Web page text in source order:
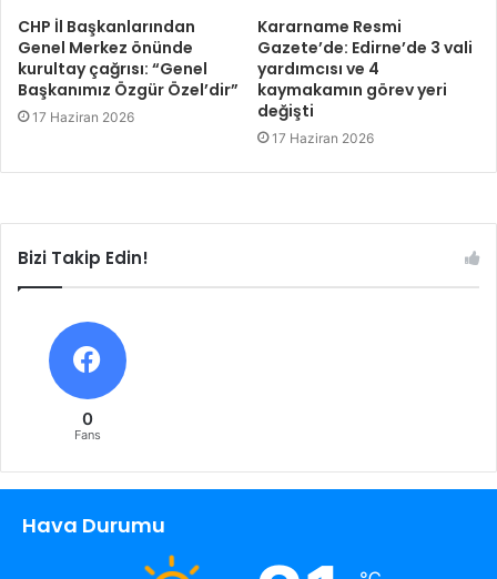
CHP İl Başkanlarından
Genel Merkez önünde
kurultay çağrısı: “Genel
Başkanımız Özgür Özel’dir”
17 Haziran 2026
Kararname Resmi
Gazete’de: Edirne’de 3 vali
yardımcısı ve 4
kaymakamın görev yeri
değişti
17 Haziran 2026
Bizi Takip Edin!
0
Fans
Hava Durumu